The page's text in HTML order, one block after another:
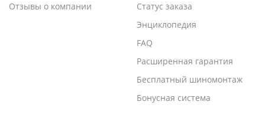
Отзывы о компании
Статус заказа
Энциклопедия
FAQ
Расширенная гарантия
Бесплатный шиномонтаж
Бонусная система